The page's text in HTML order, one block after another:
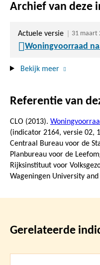
Archief van deze
Actuele versie 31 maart
Woningvoorraad
Bekijk meer
Referentie van
CLO (2013).
(indicator 2164, versie 02,
Centraal Bureau voor de
Planbureau voor de
Rijksinstituut voor
Wageningen University
Gerelateerde